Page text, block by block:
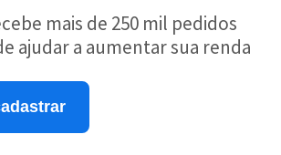
mais de 250 mil pedidos
ajudar a aumentar sua renda